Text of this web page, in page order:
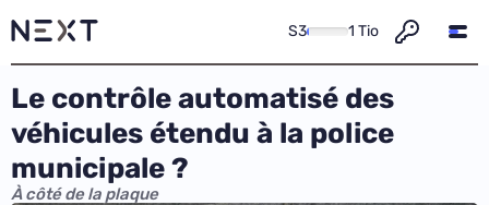
S3 1 Tio
Le contrôle automatisé des
véhicules étendu à la police
municipale ?
À côté de la plaque